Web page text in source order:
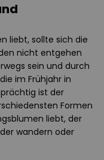
liebt, sollte sich die
nicht entgehen
sein und durch
im Frühjahr in
ist der
Formen
liebt, der
wandern oder